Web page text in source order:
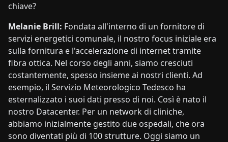
chiave?
Melanie Brill: Fondata all'interno di un fornitore di
servizi energetici comunale, il nostro focus iniziale era
sulla fornitura e l'accelerazione di internet tramite
fibra ottica. Nel corso degli anni, siamo cresciuti
costantemente, spesso insieme ai nostri clienti. Ad
esempio, il Servizio Meteorologico Tedesco ha
esternalizzato i suoi dati presso di noi. Così è nato il
nostro Datacenter. Per un network di cliniche,
abbiamo inizialmente gestito due ospedali, che ora
sono diventati più di 100 strutture. Oggi siamo un